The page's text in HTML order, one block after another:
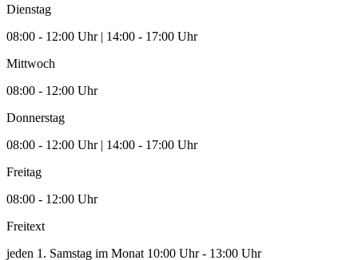
Dienstag
08:00 - 12:00 Uhr | 14:00 - 17:00 Uhr
Mittwoch
08:00 - 12:00 Uhr
Donnerstag
08:00 - 12:00 Uhr | 14:00 - 17:00 Uhr
Freitag
08:00 - 12:00 Uhr
Freitext
jeden 1. Samstag im Monat 10:00 Uhr - 13:00 Uhr